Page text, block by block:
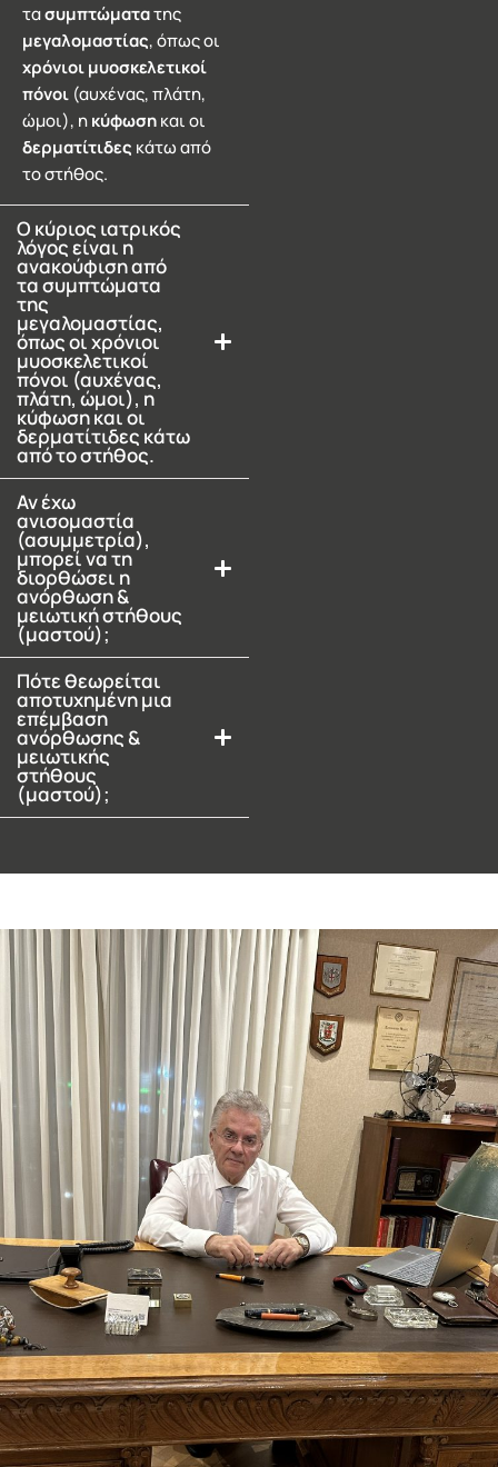
τασυμπτώματατης
μεγαλομαστίας, όπως οι
χρόνιοι μυοσκελετικοί
πόνοι (αυχένας, πλάτη,
ώμοι), ηκύφωσηκαι οι
δερματίτιδες κάτω από
το στήθος.
Ο κύριος ιατρικός
λόγος είναι η
ανακούφιση από
τα συμπτώματα
της
μεγαλομαστίας,
όπως οι χρόνιοι
μυοσκελετικοί
πόνοι (αυχένας,
πλάτη, ώμοι), η
κύφωση και οι
δερματίτιδες κάτω
από το στήθος.
Αν έχω
ανισομαστία
(ασυμμετρία),
μπορεί να τη
διορθώσει η
ανόρθωση &
μειωτική στήθους
(μαστού);
Πότε θεωρείται
αποτυχημένη μια
επέμβαση
ανόρθωσης &
μειωτικής
στήθους
(μαστού);